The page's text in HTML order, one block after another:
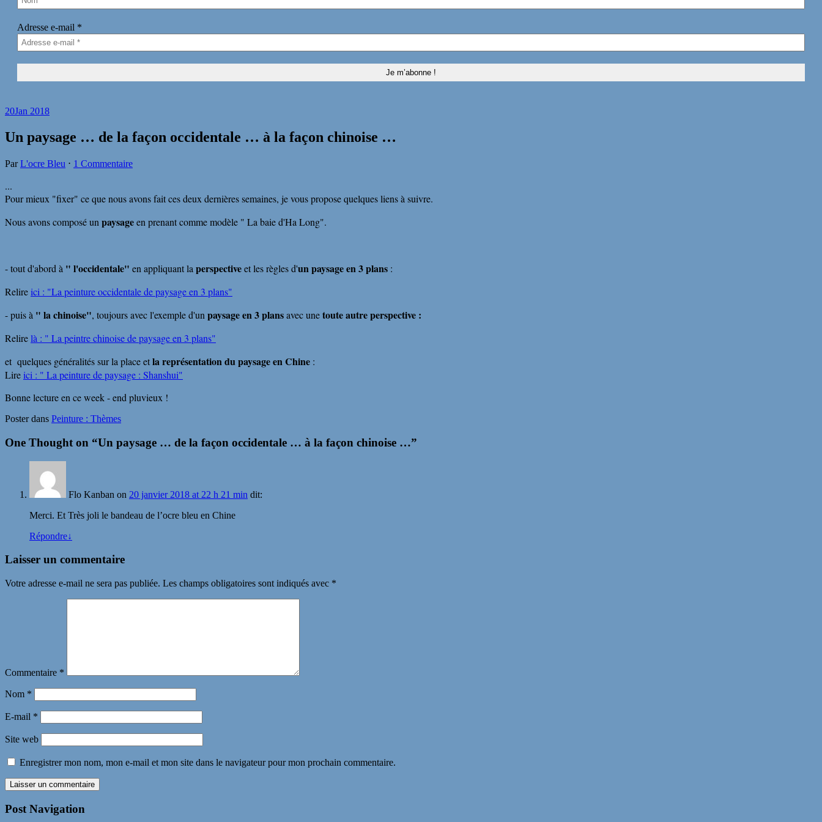
Adresse e-mail *
20Jan 2018
Un paysage … de la façon occidentale … à la façon chinoise …
ParL'ocre Bleu ⋅ 1 Commentaire
...
Pour mieux "fixer" ce que nous avons fait ces deux dernières semaines, je vous propose quelques liens à suivre.
Nous avons composé unpaysageen prenant comme modèle " La baie d'Ha Long".
- tout d'abord à " l'occidentale" en appliquant laperspectiveet les règles d'un paysage en 3 plans :
Relireici : "La peinture occidentale de paysage en 3 plans"
- puis à " la chinoise", toujours avec l'exemple d'unpaysage en 3 plansavec unetoute autre perspective :
Relirelà : " La peintre chinoise de paysage en 3 plans"
et quelques généralités sur la place etla représentation du paysage en Chine :
Lireici : " La peinture de paysage : Shanshui"
Bonne lecture en ce week - end pluvieux !
Poster dans Peinture : Thèmes
One Thought on “Un paysage … de la façon occidentale … à la façon chinoise …”
Flo Kanban on 20 janvier 2018 at 22 h 21 min dit:
Merci. Et Très joli le bandeau de l’ocre bleu en Chine
Répondre↓
Laisser un commentaire
Votre adresse e-mail ne sera pas publiée. Les champs obligatoires sont indiqués avec *
Commentaire *
Nom *
E-mail *
Site web
Enregistrer mon nom, mon e-mail et mon site dans le navigateur pour mon prochain commentaire.
Post Navigation